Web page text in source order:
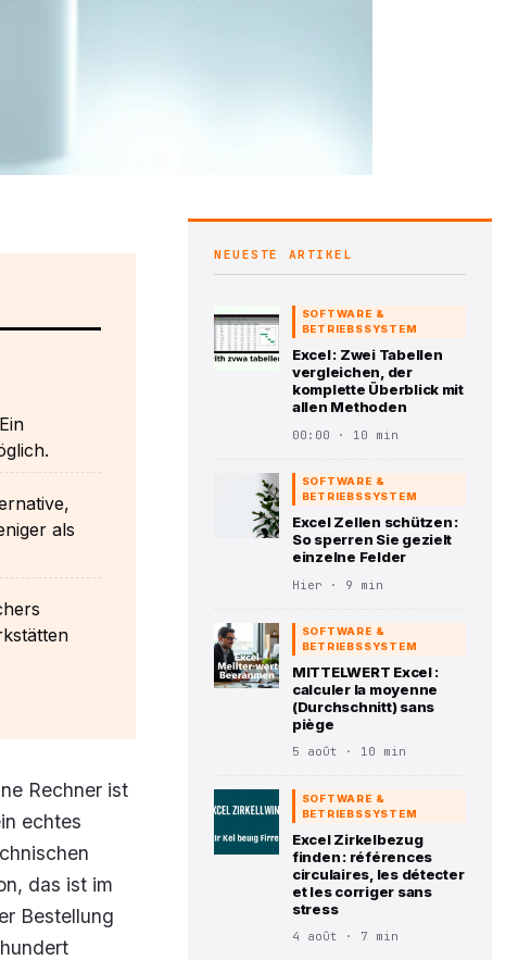
als
Rechner ist
echtes
das ist im
Bestellung
NEUESTE ARTIKEL
SOFTWARE &
BETRIEBSSYSTEM
Excel : Zwei Tabellen
vergleichen, der
komplette Überblick mit
allen Methoden
00:00 · 10 min
SOFTWARE &
BETRIEBSSYSTEM
Excel Zellen schützen :
So sperren Sie gezielt
einzelne Felder
Hier · 9 min
SOFTWARE &
BETRIEBSSYSTEM
MITTELWERT Excel :
calculer la moyenne
(Durchschnitt) sans
piège
5 août · 10 min
SOFTWARE &
BETRIEBSSYSTEM
Excel Zirkelbezug
finden : références
circulaires, les détecter
et les corriger sans
stress
4 août · 7 min